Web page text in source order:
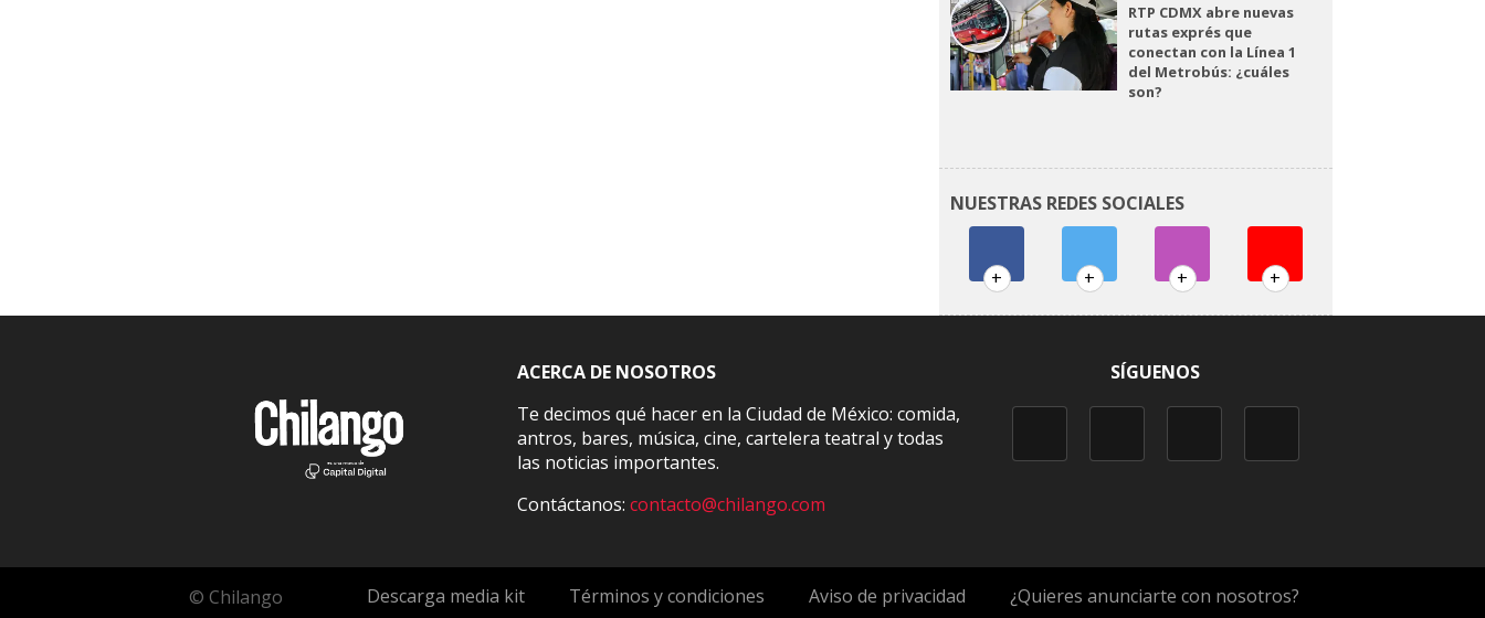
RTP CDMX abre nuevas
rutas exprés que
conectan con la Línea 1
del Metrobús: ¿cuáles
son?
NUESTRAS REDES SOCIALES
+ + + +
ACERCA DE NOSOTROS
Te decimos qué hacer en la Ciudad de México: comida,
antros, bares, música, cine, cartelera teatral y todas
las noticias importantes.
Contáctanos:contacto@chilango.com
SÍGUENOS
© Chilango Descarga media kit Términos y condiciones Aviso de privacidad ¿Quieres anunciarte con nosotros?